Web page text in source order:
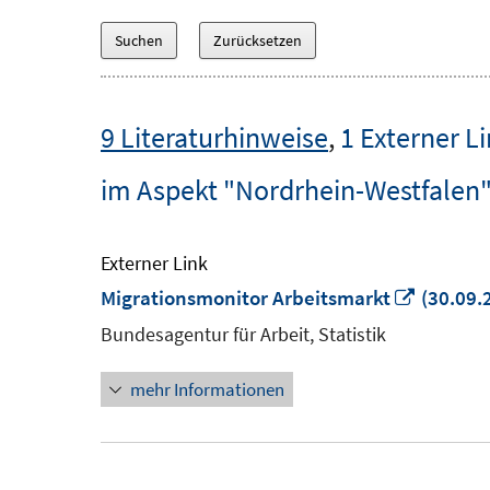
9 Literaturhinweise, 1 Externer
im Aspekt "Nordrhein-Westfalen"
Externer Link
Migrationsmonitor Arbeitsmarkt
In
Bundesagentur für Arbeit, Statistik
mehr Informationen